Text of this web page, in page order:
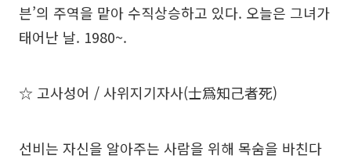
븐’의 주역을 맡아 수직상승하고 있다. 오늘은 그녀가
태어난 날. 1980~.
☆ 고사성어 / 사위지기자사(士爲知己者死)
선비는 자신을 알아주는 사람을 위해 목숨을 바친다